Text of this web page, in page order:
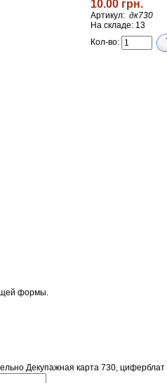
10.00 грн.
Артикул: дк730
На складе: 13
Кол-во:
формы.
Декупажная карта 730,